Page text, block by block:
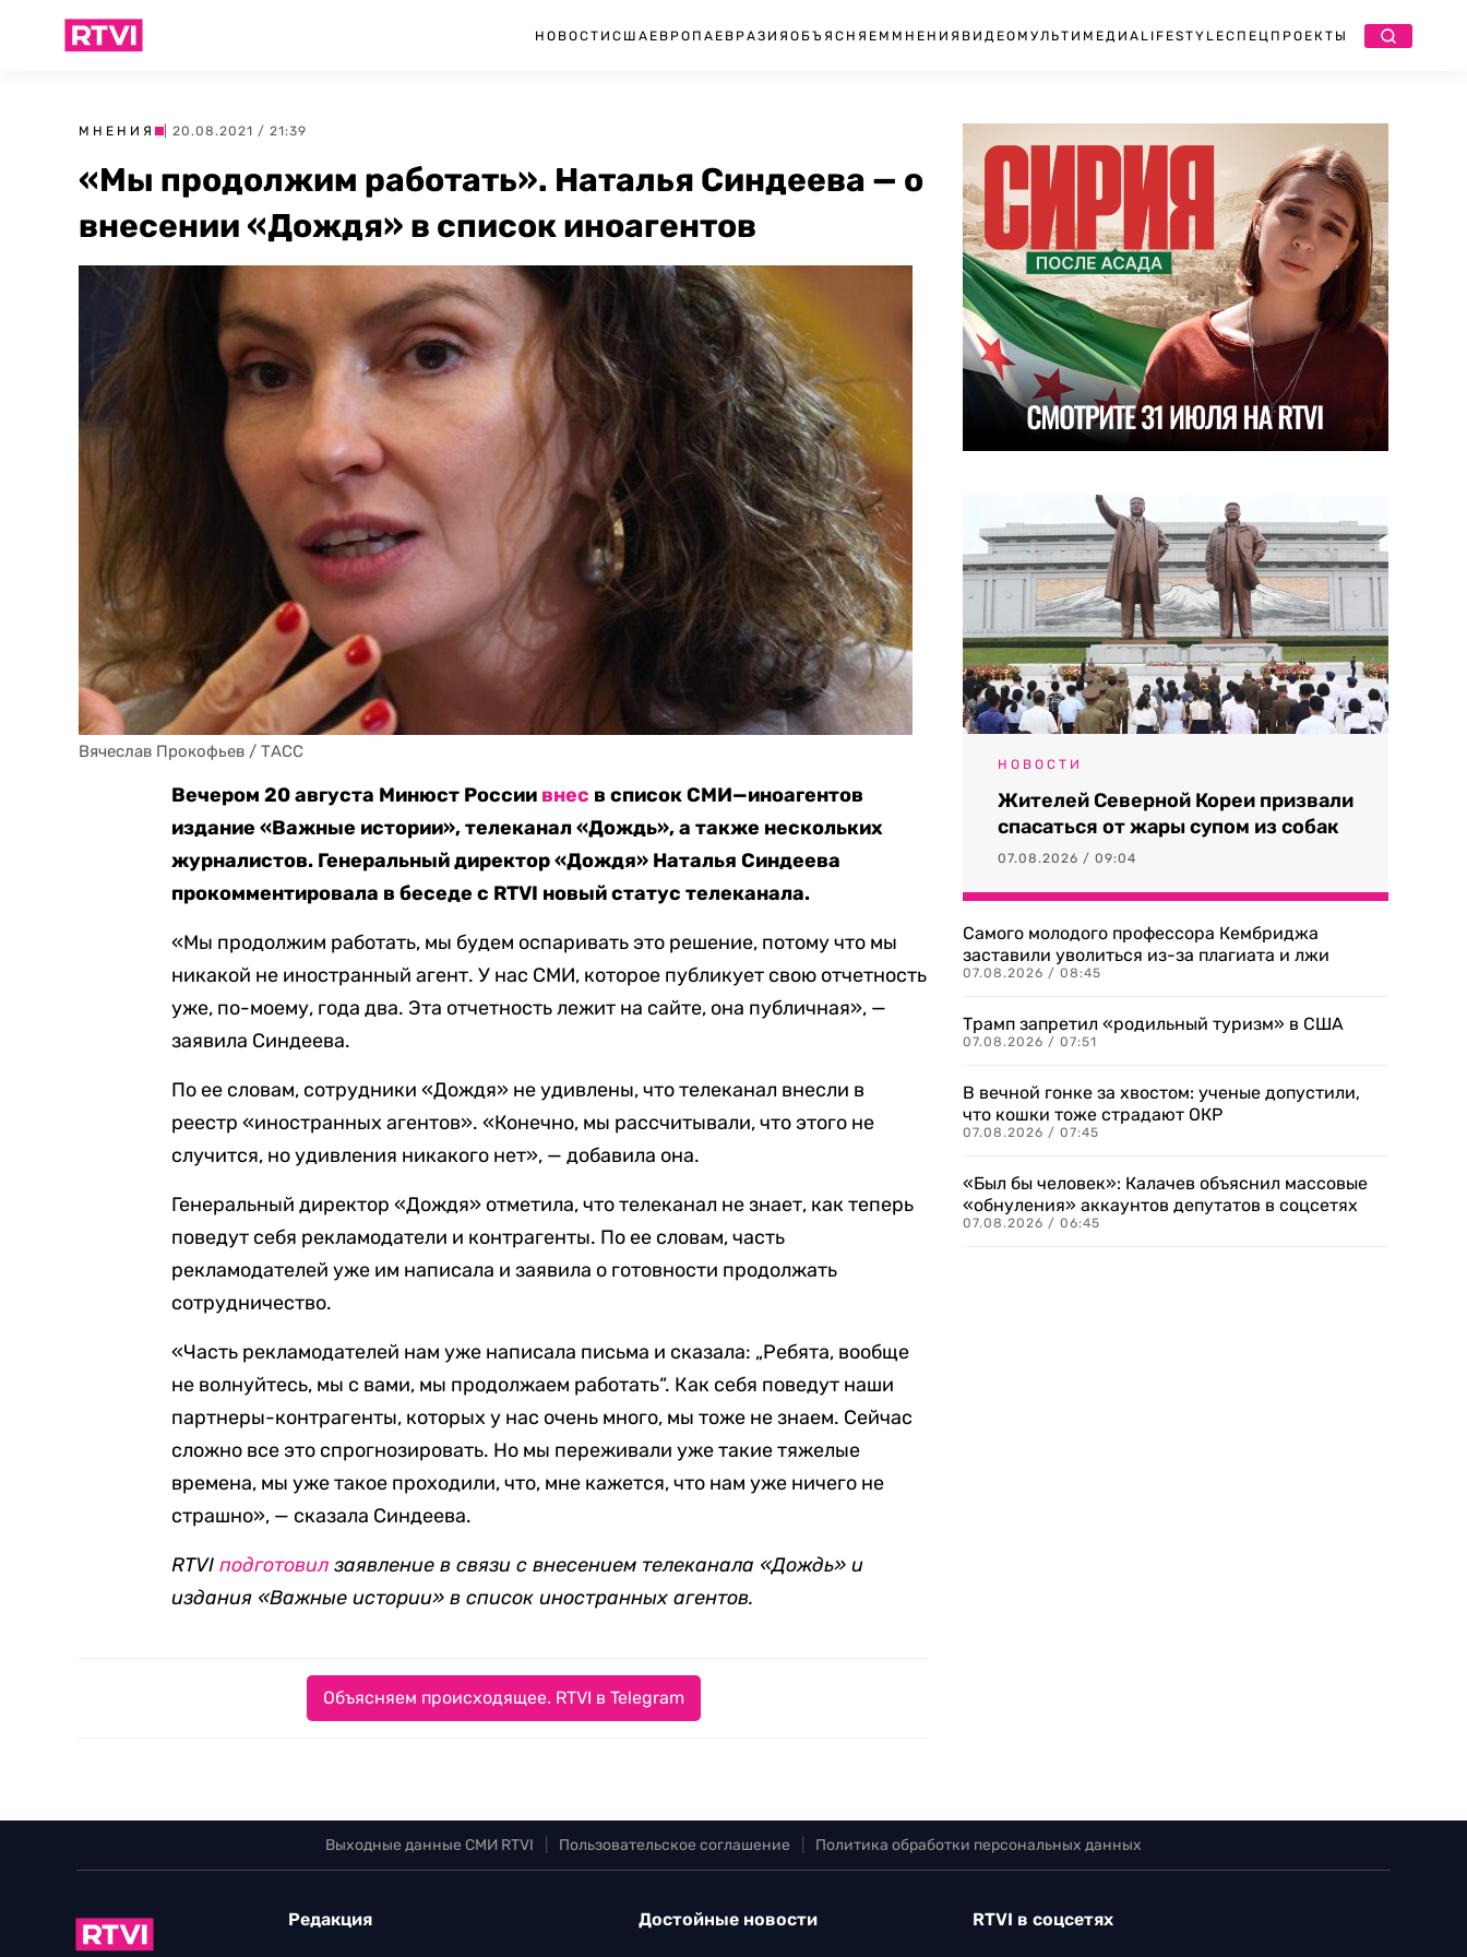
НОВОСТИ США ЕВРОПА ЕВРАЗИЯ ОБЪЯСНЯЕМ МНЕНИЯ ВИДЕО МУЛЬТИМЕДИА LIFESTYLEСПЕЦПРОЕКТЫ
МНЕНИЯ | 20.08.2021 / 21:39
«Мы продолжим работать». Наталья Синдеева — о
внесении «Дождя» в список иноагентов
Вячеслав Прокофьев / ТАСС
Вечером 20 августа Минюст России внес в список СМИ—иноагентов
издание «Важные истории», телеканал «Дождь», а также нескольких
журналистов. Генеральный директор «Дождя» Наталья Синдеева
прокомментировала в беседе с RTVI новый статус телеканала.
«Мы продолжим работать, мы будем оспаривать это решение, потому что мы
никакой не иностранный агент. У нас СМИ, которое публикует свою отчетность
уже, по-моему, года два. Эта отчетность лежит на сайте, она публичная», —
заявила Синдеева.
По ее словам, сотрудники «Дождя» не удивлены, что телеканал внесли в
реестр «иностранных агентов». «Конечно, мы рассчитывали, что этого не
случится, но удивления никакого нет», — добавила она.
Генеральный директор «Дождя» отметила, что телеканал не знает, как теперь
поведут себя рекламодатели и контрагенты. По ее словам, часть
рекламодателей уже им написала и заявила о готовности продолжать
сотрудничество.
«Часть рекламодателей нам уже написала письма и сказала: „Ребята, вообще
не волнуйтесь, мы с вами, мы продолжаем работать“. Как себя поведут наши
партнеры-контрагенты, которых у нас очень много, мы тоже не знаем. Сейчас
сложно все это спрогнозировать. Но мы переживали уже такие тяжелые
времена, мы уже такое проходили, что, мне кажется, что нам уже ничего не
страшно», — сказала Синдеева.
RTVIподготовил заявление в связи с внесением телеканала «Дождь» и
издания «Важные истории» в список иностранных агентов.
Объясняем происходящее. RTVI в Telegram
НОВОСТИ
Жителей Северной Кореи призвали
спасаться от жары супом из собак
07.08.2026 / 09:04
Самого молодого профессора Кембриджа
заставили уволиться из-за плагиата и лжи
07.08.2026 / 08:45
Трамп запретил «родильный туризм» в США
07.08.2026 / 07:51
В вечной гонке за хвостом: ученые допустили,
что кошки тоже страдают ОКР
07.08.2026 / 07:45
«Был бы человек»: Калачев объяснил массовые
«обнуления» аккаунтов депутатов в соцсетях
07.08.2026 / 06:45
Выходные данные СМИ RTVI Пользовательское соглашение Политика обработки персональных данных
Редакция Достойные новости RTVI в соцсетях